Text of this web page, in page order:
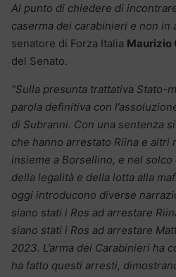
Al punto di chiedere di
caserma dei carabinieri e non in
senatore di Forza Italia Maurizio
del Senato.
“Sulla presunta trattativa Stato-
parola definitiva con
di Subranni. Con una sentenza
che hanno arrestato Riina e altri
insieme a Borsellino, e nel
della legalità e della lotta alla
oggi introducono diverse
siano stati i Ros ad arrestare
siano stati i Ros ad arrestare
2023. L’arma dei Carabinieri ha
ha fatto questi arresti,